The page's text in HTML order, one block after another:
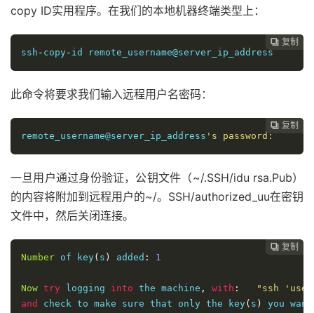
copy ID实用程序。在我们的本地机器终端类型上：
 复制
 复制
 复制
 复制
 复制
 复制
 复制
 复制
 复制
 复制
 复制
 复制
ssh - copy- id remote_username@server_ip_address
此命令将要求我们输入远程用户名密码：
 复制
 复制
 复制
 复制
 复制
 复制
 复制
 复制
 复制
 复制
 复制
remote_username@server_ip_address 's password:
一旦用户通过身份验证，公钥文件（~/.SSH/idu rsa.Pub）
的内容将附加到远程用户的~/。SSH/authorized_uu在密钥
文件中，然后关闭连接。
 复制
 复制
 复制
 复制
 复制
 复制
 复制
 复制
 复制
 复制
Number of key( s ) added : 1
Now try logging into the machine , with :
"ssh
and
check to make sure that only the key( s ) you